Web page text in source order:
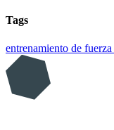
Tags
entrenamiento de fuerza